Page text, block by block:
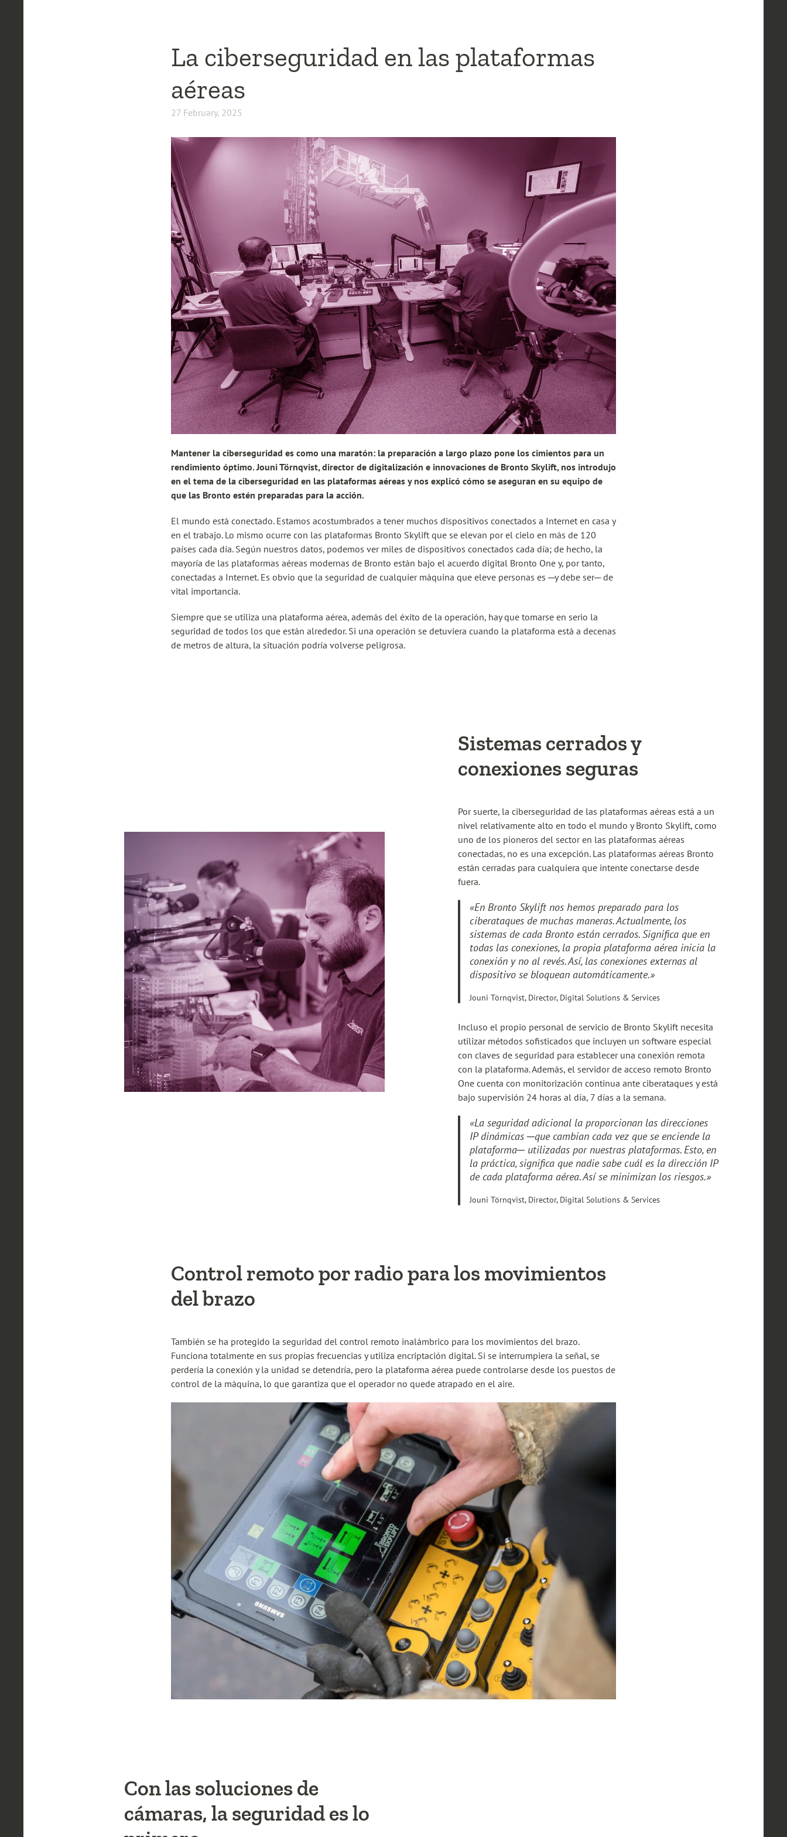
La ciberseguridad en las plataformas
aéreas
27 February, 2025
Mantener la ciberseguridad es como una maratón: la preparación a largo plazo pone los cimientos para un
rendimiento óptimo. Jouni Törnqvist, director de digitalización e innovaciones de Bronto Skylift, nos introdujo
en el tema de la ciberseguridad en las plataformas aéreas y nos explicó cómo se aseguran en su equipo de
que las Bronto estén preparadas para la acción.
El mundo está conectado. Estamos acostumbrados a tener muchos dispositivos conectados a Internet en casa y
en el trabajo. Lo mismo ocurre con las plataformas Bronto Skylift que se elevan por el cielo en más de 120
países cada día. Según nuestros datos, podemos ver miles de dispositivos conectados cada día; de hecho, la
mayoría de las plataformas aéreas modernas de Bronto están bajo el acuerdo digital Bronto One y, por tanto,
conectadas a Internet. Es obvio que la seguridad de cualquier máquina que eleve personas es ─y debe ser─ de
vital importancia.
Siempre que se utiliza una plataforma aérea, además del éxito de la operación, hay que tomarse en serio la
seguridad de todos los que están alrededor. Si una operación se detuviera cuando la plataforma está a decenas
de metros de altura, la situación podría volverse peligrosa.
Sistemas cerrados y
conexiones seguras
Por suerte, la ciberseguridad de las plataformas aéreas está a un
nivel relativamente alto en todo el mundo y Bronto Skylift, como
uno de los pioneros del sector en las plataformas aéreas
conectadas, no es una excepción. Las plataformas aéreas Bronto
están cerradas para cualquiera que intente conectarse desde
fuera.
«En Bronto Skylift nos hemos preparado para los
ciberataques de muchas maneras. Actualmente, los
sistemas de cada Bronto están cerrados. Significa que en
todas las conexiones, la propia plataforma aérea inicia la
conexión y no al revés. Así, las conexiones externas al
dispositivo se bloquean automáticamente.»
Jouni Törnqvist, Director, Digital Solutions & Services
Incluso el propio personal de servicio de Bronto Skylift necesita
utilizar métodos sofisticados que incluyen un software especial
con claves de seguridad para establecer una conexión remota
con la plataforma. Además, el servidor de acceso remoto Bronto
One cuenta con monitorización continua ante ciberataques y está
bajo supervisión 24 horas al día, 7 días a la semana.
«La seguridad adicional la proporcionan las direcciones
IP dinámicas ─que cambian cada vez que se enciende la
plataforma─ utilizadas por nuestras plataformas. Esto, en
la práctica, significa que nadie sabe cuál es la dirección IP
de cada plataforma aérea. Así se minimizan los riesgos.»
Jouni Törnqvist, Director, Digital Solutions & Services
Control remoto por radio para los movimientos
del brazo
También se ha protegido la seguridad del control remoto inalámbrico para los movimientos del brazo.
Funciona totalmente en sus propias frecuencias y utiliza encriptación digital. Si se interrumpiera la señal, se
perdería la conexión y la unidad se detendría, pero la plataforma aérea puede controlarse desde los puestos de
control de la máquina, lo que garantiza que el operador no quede atrapado en el aire.
Con las soluciones de
cámaras, la seguridad es lo